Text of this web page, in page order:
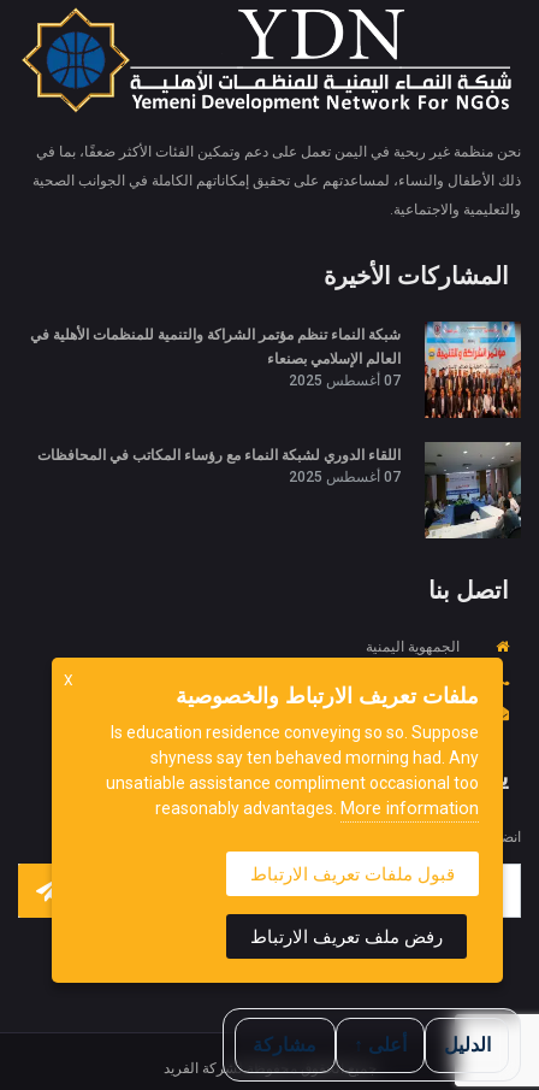
الدليل أعلى ↑ مشاركة
نحن منظمة غير ربحية في اليمن تعمل على دعم وتمكين الفئات الأكثر ضعفًا، بما في
ذلك الأطفال والنساء، لمساعدتهم على تحقيق إمكاناتهم الكاملة في الجوانب الصحية
والتعليمية والاجتماعية.
المشاركات الأخيرة
شبكة النماء تنظم مؤتمر الشراكة والتنمية للمنظمات الأهلية في
العالم الإسلامي بصنعاء
07 أغسطس 2025
اللقاء الدوري لشبكة النماء مع رؤساء المكاتب في المحافظات
07 أغسطس 2025
اتصل بنا
الجمهوية اليمنية
info@ydnorg.org
يشترك
انضم إلى نشرتنا الإخبارية للحصول على آخر التحديثات منا.
جميع الحقوق محفوظة لشركة الفريد
X ملفات تعريف الارتباط والخصوصية
Is education residence conveying so so. Suppose
shyness say ten behaved morning had. Any
unsatiable assistance compliment occasional too
reasonably advantages. More information
قبول ملفات تعريف الارتباط
رفض ملف تعريف الارتباط